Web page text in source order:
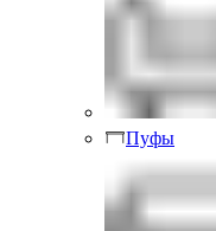
Пуфы